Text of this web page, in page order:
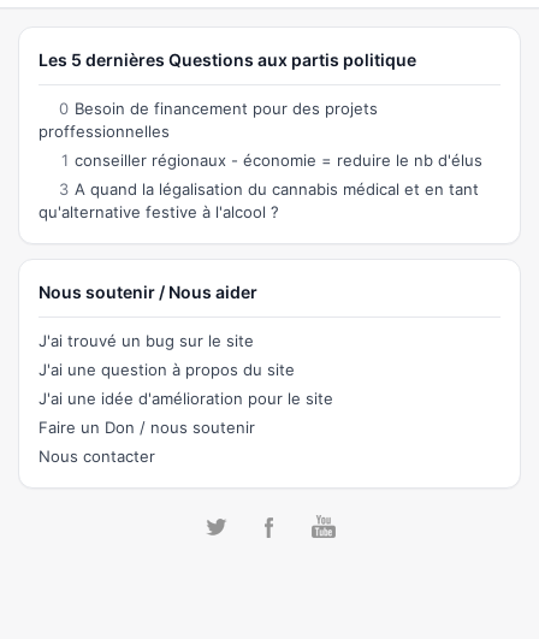
Les 5 dernières Questions aux partis politique
0 Besoin de financement pour des projets
proffessionnelles
1 conseiller régionaux - économie = reduire le nb d'élus
3 A quand la légalisation du cannabis médical et en tant
qu'alternative festive à l'alcool ?
Nous soutenir / Nous aider
J'ai trouvé un bug sur le site
J'ai une question à propos du site
J'ai une idée d'amélioration pour le site
Faire un Don / nous soutenir
Nous contacter